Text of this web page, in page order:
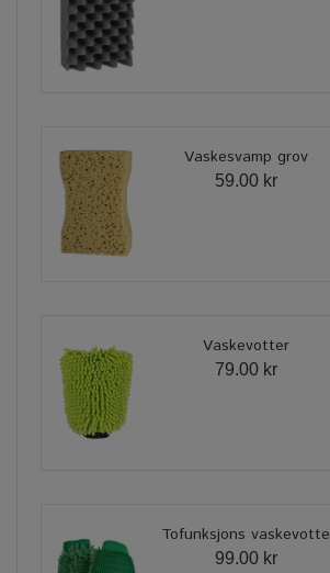
Vaskesvamp grov
59.00 kr
Vaskevotter
79.00 kr
Tofunksjons vaskevotte
99.00 kr